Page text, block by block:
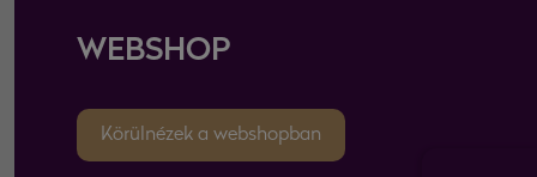
WEBSHOP
Körülnézek a webshopban